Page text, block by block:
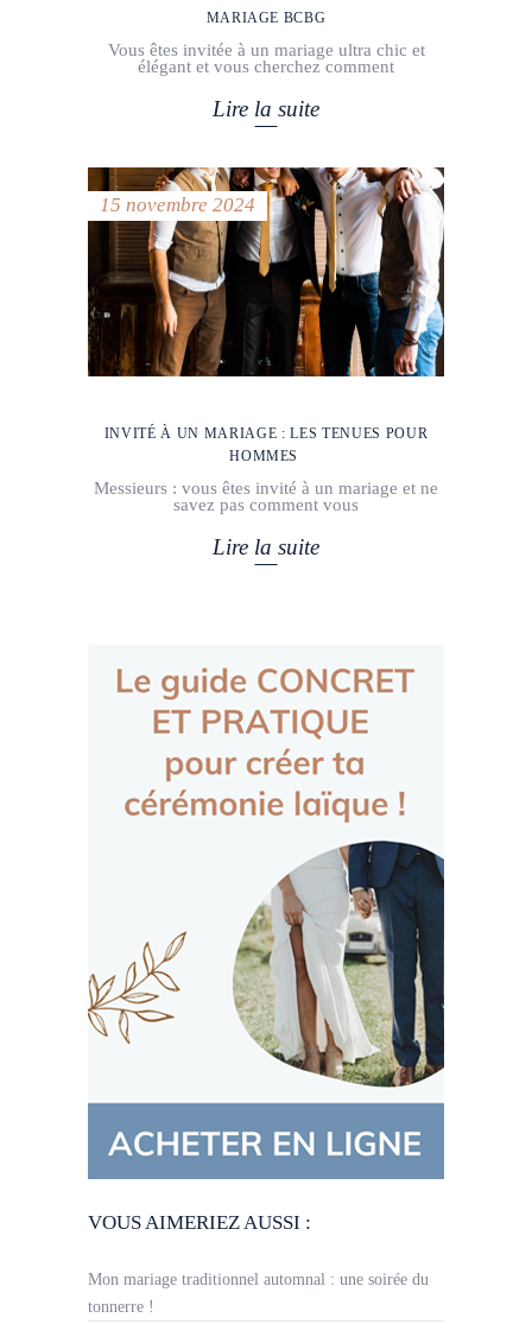
MARIAGE BCBG
Vous êtes invitée à un mariage ultra chic et
élégant et vous cherchez comment
Lire la suite
15 novembre 2024
INVITÉ À UN MARIAGE : LES TENUES POUR
HOMMES
Messieurs : vous êtes invité à un mariage et ne
savez pas comment vous
Lire la suite
VOUS AIMERIEZ AUSSI :
Mon mariage traditionnel automnal : une soirée du
tonnerre !